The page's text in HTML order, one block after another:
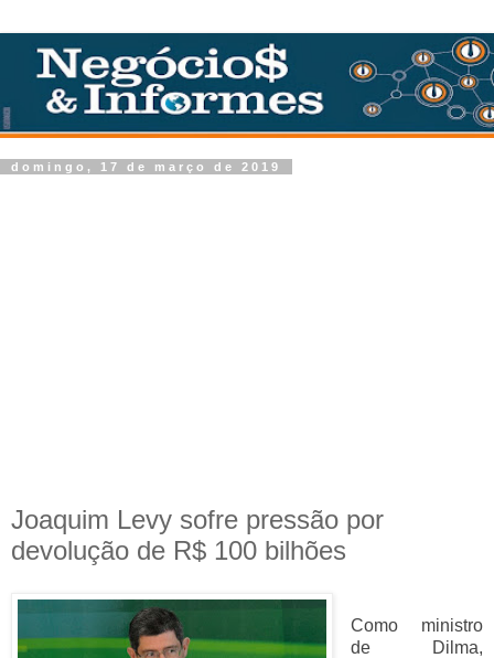
domingo, 17 de março de 2019
Joaquim Levy sofre pressão por
devolução de R$ 100 bilhões
Como ministro
de Dilma,